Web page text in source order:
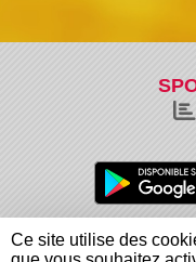
Charte
Informations légales
Ce site utilise des